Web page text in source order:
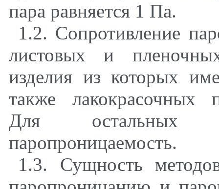
пара равняется 1 Па.
1.2. Сопротивление
листовых и
изделия из которых
также лакокрасочных
Для остальных
паропроницаемость.
1.3. Сущность